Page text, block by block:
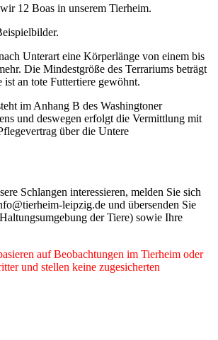
12 Boas in unserem Tierheim.
Unterart eine Körperlänge von einem bis
Die Mindestgröße des Terrariums beträgt
an tote Futtertiere gewöhnt.
im Anhang B des Washingtoner
und deswegen erfolgt die Vermittlung mit
über die Untere
Schlangen interessieren, melden Sie sich
leipzig.de und übersenden Sie
der Tiere) sowie Ihre
auf Beobachtungen im Tierheim oder
und stellen keine zugesicherten